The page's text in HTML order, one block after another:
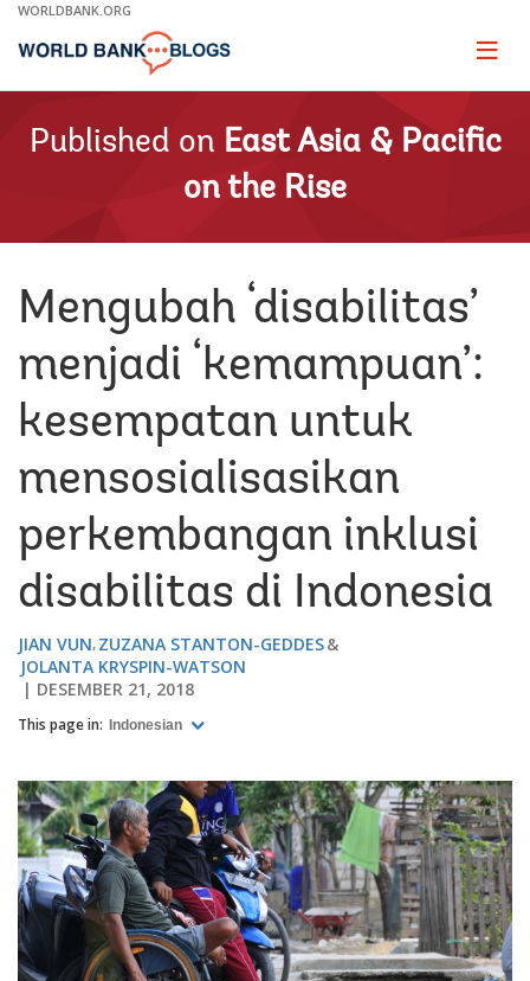
Skip
Main
WORLDBANK.ORG
Page
Published on East Asia & Pacific
on the Rise
Mengubah ‘disabilitas’
menjadi ‘kemampuan’:
kesempatan untuk
mensosialisasikan
perkembangan inklusi
disabilitas di Indonesia
JIAN VUN ZUZANA STANTON-GEDDES
JOLANTA KRYSPIN-WATSON
DESEMBER 21, 2018
This page in: Indonesian